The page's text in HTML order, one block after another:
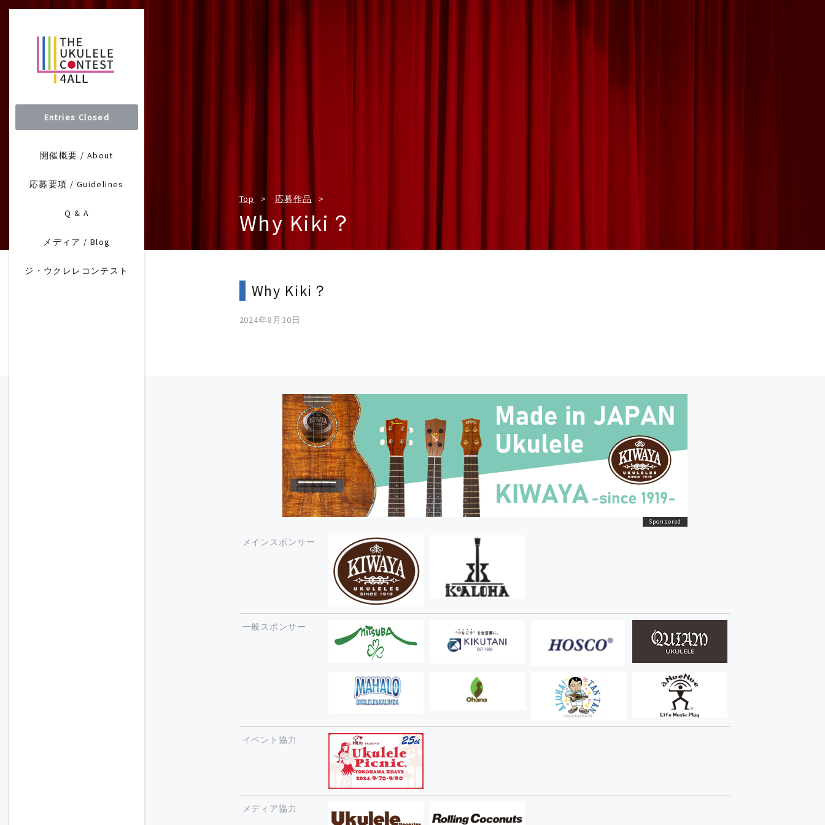
Entries Closed
開催概要 / About
応募要項 / Guidelines
Q & A
メディア / Blog
ジ・ウクレレコンテスト
Top 応募作品
Why Kiki？
Why Kiki？
2024年8月30日
メインスポンサー
一般スポンサー
イベント協力
メディア協力